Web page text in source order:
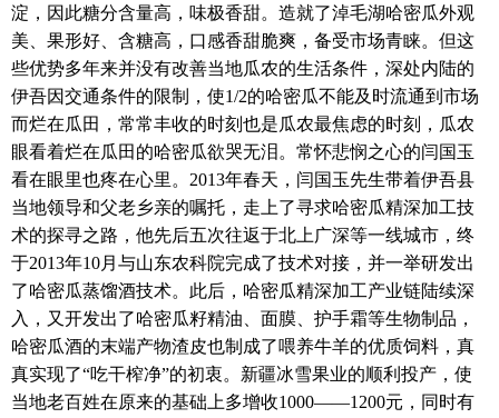
淀，因此糖分含量高，味极香甜。造就了淖毛湖哈密瓜外观
美、果形好、含糖高，口感香甜脆爽，备受市场青睐。但这
些优势多年来并没有改善当地瓜农的生活条件，深处内陆的
伊吾因交通条件的限制，使1/2的哈密瓜不能及时流通到市场
而烂在瓜田，常常丰收的时刻也是瓜农最焦虑的时刻，瓜农
眼看着烂在瓜田的哈密瓜欲哭无泪。常怀悲悯之心的闫国玉
看在眼里也疼在心里。2013年春天，闫国玉先生带着伊吾县
当地领导和父老乡亲的嘱托，走上了寻求哈密瓜精深加工技
术的探寻之路，他先后五次往返于北上广深等一线城市，终
于2013年10月与山东农科院完成了技术对接，并一举研发出
了哈密瓜蒸馏酒技术。此后，哈密瓜精深加工产业链陆续深
入，又开发出了哈密瓜籽精油、面膜、护手霜等生物制品，
哈密瓜酒的末端产物渣皮也制成了喂养牛羊的优质饲料，真
真实现了“吃干榨净”的初衷。新疆冰雪果业的顺利投产，使
当地老百姓在原来的基础上多增收1000——1200元，同时有